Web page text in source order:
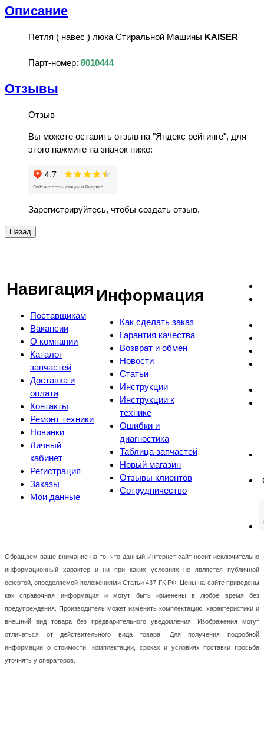
Описание
Петля ( навес ) люка Стиральной Машины KAISER
Парт-номер: 8010444
Отзывы
Отзыв
Вы можете оставить отзыв на "Яндекс рейтинге", для
этого нажмите на значок ниже:
Зарегистрируйтесь, чтобы создать отзыв.
Навигация
Поставщикам
Вакансии
О компании
Каталог
запчастей
Доставка и
оплата
Контакты
Ремонт техники
Новинки
Личный
кабинет
Регистрация
Заказы
Мои данные
Информация
Как сделать заказ
Гарантия качества
Возврат и обмен
Новости
Статьи
Инструкции
Инструкции к
технике
Ошибки и
диагностика
Таблица запчастей
Новый магазин
Отзывы клиентов
Сотрудничество
Обращаем ваше внимание на то, что данный Интернет-сайт носит исключительно
информационный характер и ни при каких условиях не является публичной
офертой, определяемой положениями Статьи 437 ГК РФ. Цены на сайте приведены
как справочная информация и могут быть изменены в любое время без
предупреждения. Производитель может изменить комплектацию, характеристики и
внешний вид товара без предварительного уведомления. Изображения могут
отличаться от действительного вида товара. Для получения подробной
информации о стоимости, комплектации, сроках и условиях поставки просьба
уточнять у операторов.